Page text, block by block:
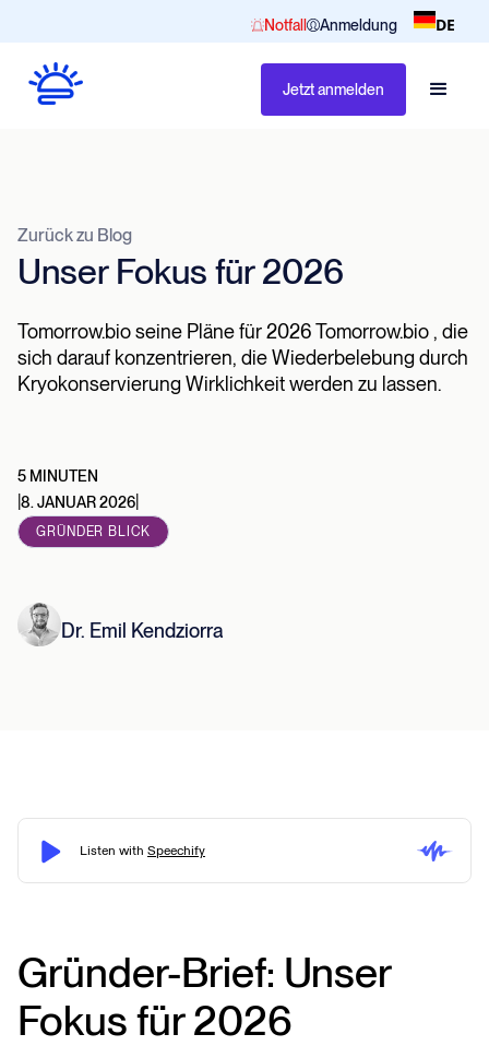
Notfall Anmeldung DE
Jetzt anmelden
Zurück zu Blog
Unser Fokus für 2026
Tomorrow.bio seine Pläne für 2026 Tomorrow.bio , die
sich darauf konzentrieren, die Wiederbelebung durch
Kryokonservierung Wirklichkeit werden zu lassen.
5 MINUTEN
8. JANUAR 2026
GRÜNDER BLICK
Dr. Emil Kendziorra
Gründer-Brief: Unser
Fokus für 2026